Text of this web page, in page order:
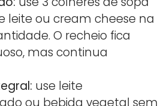
leite ou cream cheese na
O recheio fica
mas continua
use leite
ou bebida vegetal sem